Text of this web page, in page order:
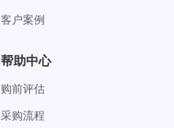
客户案例
帮助中心
购前评估
采购流程